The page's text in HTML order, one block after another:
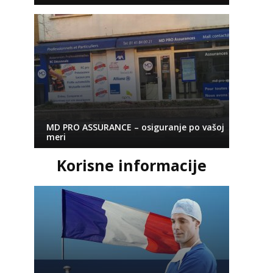
MD PRO ASSURANCE – osiguranje po vašoj
meri
Korisne informacije